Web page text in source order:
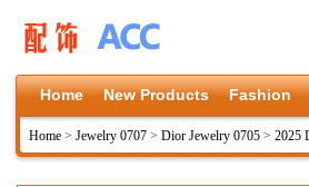
Home New Products Fashion
Home > Jewelry 0707 > Dior Jewelry 0705 > 2025